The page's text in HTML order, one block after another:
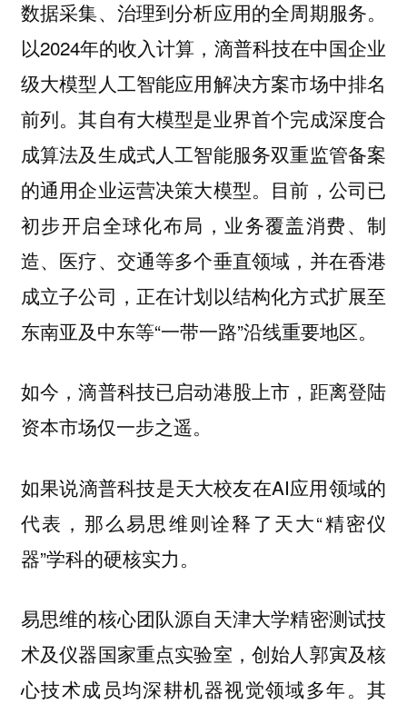
数据采集、治理到分析应用的全周期服务。
以2024年的收入计算，滴普科技在中国企业
级大模型人工智能应用解决方案市场中排名
前列。其自有大模型是业界首个完成深度合
成算法及生成式人工智能服务双重监管备案
的通用企业运营决策大模型。目前，公司已
初步开启全球化布局，业务覆盖消费、制
造、医疗、交通等多个垂直领域，并在香港
成立子公司，正在计划以结构化方式扩展至
东南亚及中东等“一带一路”沿线重要地区。
如今，滴普科技已启动港股上市，距离登陆
资本市场仅一步之遥。
如果说滴普科技是天大校友在AI应用领域的
代表，那么易思维则诠释了天大“精密仪
器”学科的硬核实力。
易思维的核心团队源自天津大学精密测试技
术及仪器国家重点实验室，创始人郭寅及核
心技术成员均深耕机器视觉领域多年。其